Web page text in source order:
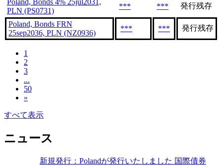
PLN (PS0731)
*** *** 発行残存
Poland, Bonds FRN
25sep2036, PLN (NZ0936)
*** *** 発行残存
1
2
3
...
50
»
すべて表示
ニュース
新規発行：Polandが発行いたしました 国際債券